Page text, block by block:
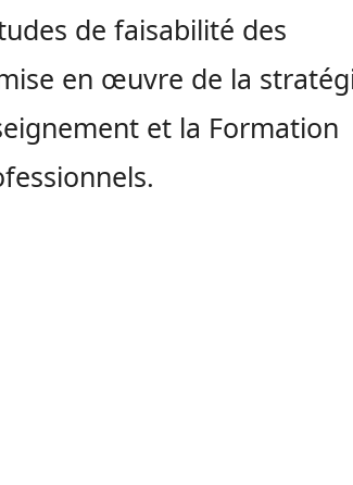
de faisabilité des
en œuvre de la
et la Formation